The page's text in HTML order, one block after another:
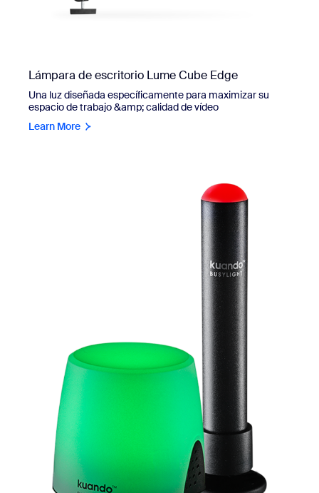
Lámpara de escritorio Lume Cube Edge
Una luz diseñada específicamente para maximizar su
espacio de trabajo &amp; calidad de vídeo
Learn More